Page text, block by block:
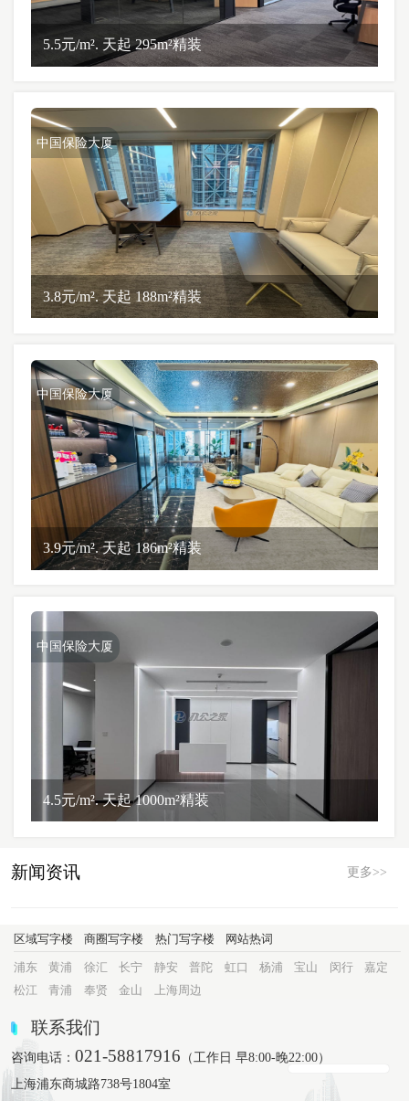
5.5元/m². 天起 295m²精装
中国保险大厦
3.8元/m². 天起 188m²精装
中国保险大厦
3.9元/m². 天起 186m²精装
中国保险大厦
4.5元/m². 天起 1000m²精装
新闻资讯 更多>>
区域写字楼 商圈写字楼 热门写字楼 网站热词
浦东 黄浦 徐汇 长宁 静安 普陀 虹口 杨浦 宝山 闵行
嘉定
松江
青浦 奉贤 金山 上海周边
联系我们
咨询电话：021-58817916 （工作日 早8:00-晚22:00）
上海浦东商城路738号1804室